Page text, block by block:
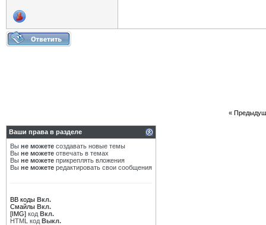
«
Ваши права в разделе
Вы не можете создавать новые темы
Вы не можете отвечать в темах
Вы не можете прикреплять вложения
Вы не можете редактировать свои сообщения
BB коды Вкл.
Смайлы Вкл.
[IMG] код Вкл.
HTML код Выкл.